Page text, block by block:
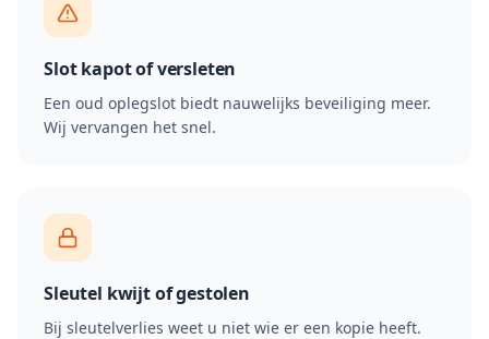
Slot kapot of versleten
Een oud oplegslot biedt nauwelijks beveiliging meer.
Wij vervangen het snel.
Sleutel kwijt of gestolen
Bij sleutelverlies weet u niet wie er een kopie heeft.